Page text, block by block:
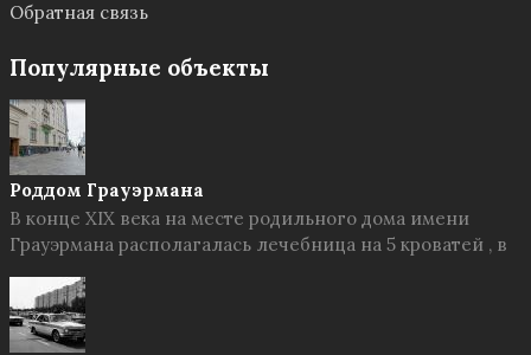
Обратная связь
Популярные объекты
Роддом Грауэрмана
В конце XIX века на месте родильного дома имени
Грауэрмана располагалась лечебница на 5 кроватей , в